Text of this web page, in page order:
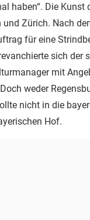
haben“. Die Kunst
und Zürich. Nach
für eine
sich der
mit
weder
nicht in die
Hof.